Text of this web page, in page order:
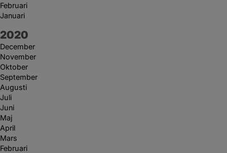
Februari
Januari
År:
2020
December
November
Oktober
September
Augusti
Juli
Juni
Maj
April
Mars
Februari